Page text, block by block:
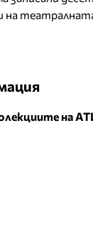
на
на